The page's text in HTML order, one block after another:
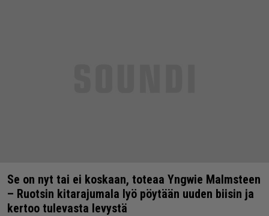
Se on nyt tai ei koskaan, toteaa Yngwie Malmsteen
– Ruotsin kitarajumala lyö pöytään uuden biisin ja
kertoo tulevasta levystä